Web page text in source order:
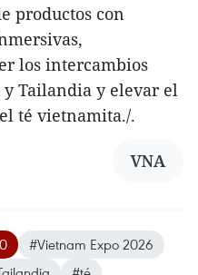
productos con
los intercambios
Tailandia y elevar el
té vietnamita./.
VNA
#Vietnam Expo 2026